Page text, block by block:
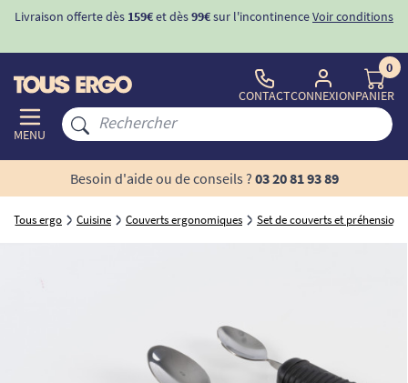
Livraison offerte dès 159€et dès99€sur l'incontinenceVoir conditions
MENU
CONTACTCONNEXION
0
PANIER
Besoin d'aide ou de conseils ? 03 20 81 93 89
Tous ergo Cuisine Couverts ergonomiques Set de couverts et préhension